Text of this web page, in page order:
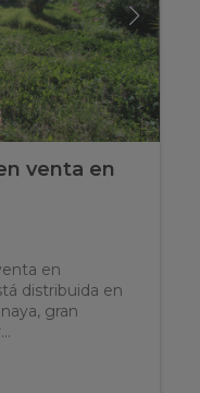
venta en
en
distribuida en
gran